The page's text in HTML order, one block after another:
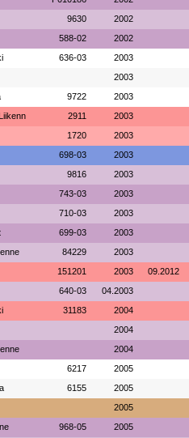
9630 2002
588-02 2002
636-03 2003
2003
9722 2003
2911 2003
1720 2003
698-03 2003
9816 2003
743-03 2003
710-03 2003
699-03 2003
84229 2003
151201 2003 09.2012
640-03 04.2003
31183 2004
2004
2004
6217 2005
6155 2005
2005
968-05 2005